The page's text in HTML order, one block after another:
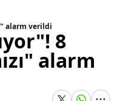
alarm verildi
8
alarm